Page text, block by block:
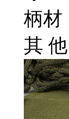
柄材
其